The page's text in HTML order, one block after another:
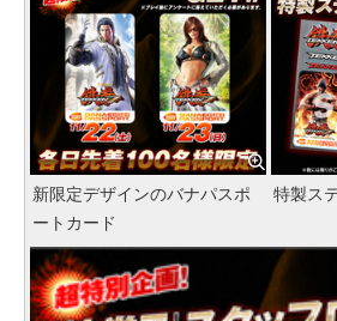
新限定デザインのバナパスポ
ートカード
特製ス